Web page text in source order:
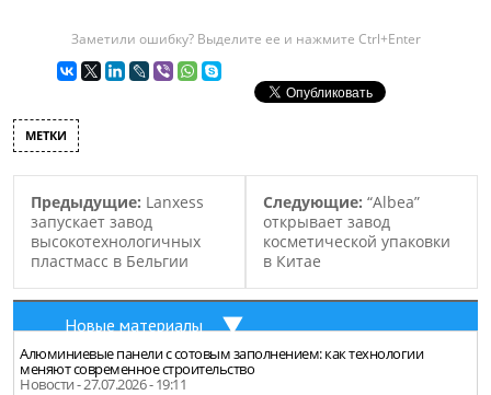
автомобиля. Концерн
“BASF” получил первое
место, которое им дали за
термопластов основание
для автомобильного
производителем которого
является
концерн“General Motors”,
металлического…
Заметили ошибку? Выделите ее и нажмите Ctrl+Enter
МЕТКИ
Предыдущие: Lanxess
запускает завод
высокотехнологичных
пластмасс в Бельгии
Следующие: “Albea”
открывает завод
косметической упаковки
в Китае
Новые материалы
Алюминиевые панели с сотовым заполнением: как технологии
меняют современное строительство
Новости - 27.07.2026 - 19:11